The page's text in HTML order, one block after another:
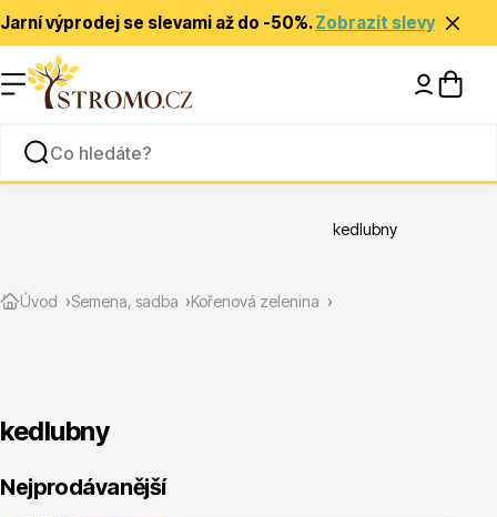
Jarní výprodej se slevami až do -50%.Zobrazit slevy
Rady a tipy
Úvod Semena, sadba Kořenová zelenina
kedlubny
kedlubny
Nejprodávanější